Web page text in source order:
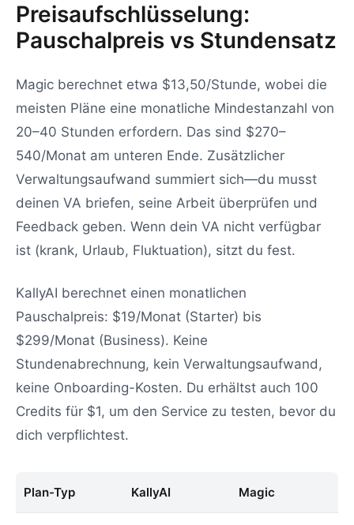
Preisaufschlüsselung:
Pauschalpreis vs Stundensatz
Magic berechnet etwa $13,50/Stunde, wobei die
meisten Pläne eine monatliche Mindestanzahl von
20–40 Stunden erfordern. Das sind $270–
540/Monat am unteren Ende. Zusätzlicher
Verwaltungsaufwand summiert sich—du musst
deinen VA briefen, seine Arbeit überprüfen und
Feedback geben. Wenn dein VA nicht verfügbar
ist (krank, Urlaub, Fluktuation), sitzt du fest.
KallyAI berechnet einen monatlichen
Pauschalpreis: $19/Monat (Starter) bis
$299/Monat (Business). Keine
Stundenabrechnung, kein Verwaltungsaufwand,
keine Onboarding-Kosten. Du erhältst auch 100
Credits für $1, um den Service zu testen, bevor du
dich verpflichtest.
Plan-Typ KallyAI Magic